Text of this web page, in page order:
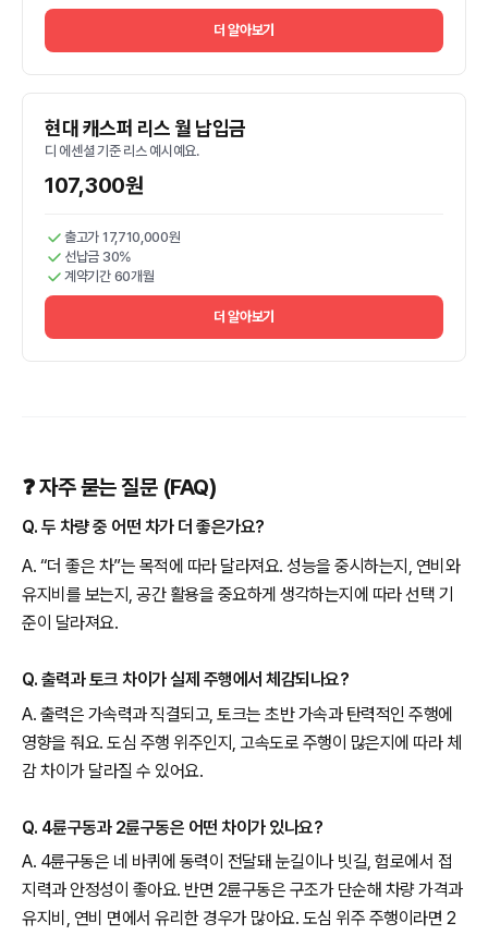
더 알아보기
현대 캐스퍼 리스 월 납입금
디 에센셜 기준 리스 예시예요.
107,300원
출고가 17,710,000원
선납금 30%
계약기간 60개월
더 알아보기
❓ 자주 묻는 질문 (FAQ)
Q. 두 차량 중 어떤 차가 더 좋은가요?
A. “더 좋은 차”는 목적에 따라 달라져요. 성능을 중시하는지, 연비와
유지비를 보는지, 공간 활용을 중요하게 생각하는지에 따라 선택 기
준이 달라져요.
Q. 출력과 토크 차이가 실제 주행에서 체감되나요?
A. 출력은 가속력과 직결되고, 토크는 초반 가속과 탄력적인 주행에
영향을 줘요. 도심 주행 위주인지, 고속도로 주행이 많은지에 따라 체
감 차이가 달라질 수 있어요.
Q. 4륜구동과 2륜구동은 어떤 차이가 있나요?
A. 4륜구동은 네 바퀴에 동력이 전달돼 눈길이나 빗길, 험로에서 접
지력과 안정성이 좋아요. 반면 2륜구동은 구조가 단순해 차량 가격과
유지비, 연비 면에서 유리한 경우가 많아요. 도심 위주 주행이라면 2